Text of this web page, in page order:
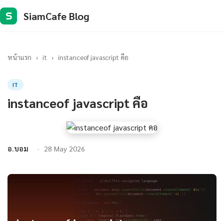
S SiamCafe Blog
หน้าแรก › it › instanceof javascript คือ
IT
instanceof javascript คือ
อ.บอม 28 May 2026